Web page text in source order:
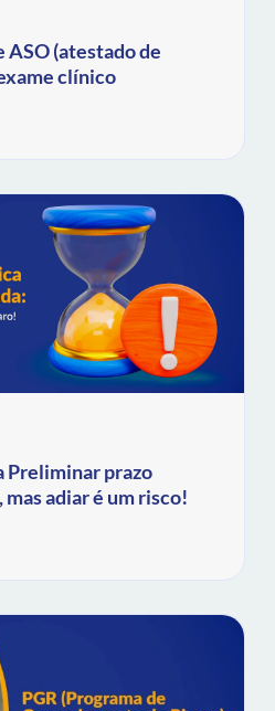
(atestado de
clínico
Preliminar prazo
adiar é um risco!